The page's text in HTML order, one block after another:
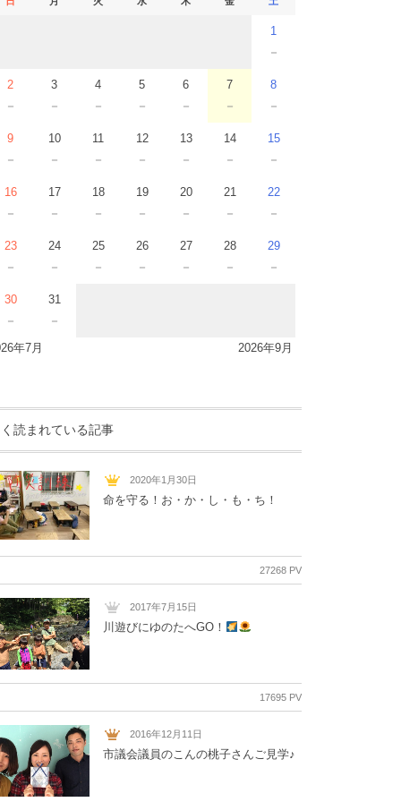
1
－
2
－
3
－
4
－
5
－
6
－
7
－
8
－
9
－
10
－
11
－
12
－
13
－
14
－
15
－
16
－
17
－
18
－
19
－
20
－
21
－
22
－
23
－
24
－
25
－
26
－
27
－
28
－
29
－
30
－
31
－
年7月 2026年9月
読まれている記事
2020年1月30日
命を守る！お・か・し・も・ち！
27268 PV
2017年7月15日
川遊びにゆのたへGO！
17695 PV
2016年12月11日
市議会議員のこんの桃子さんご見学♪